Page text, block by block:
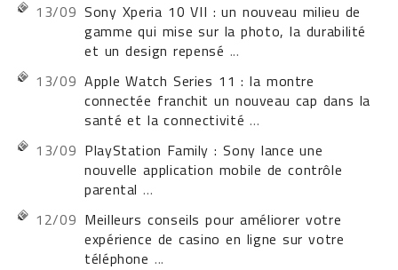
13/09 Sony Xperia 10 VII : un nouveau milieu de
gamme qui mise sur la photo, la durabilité
et un design repensé ...
13/09 Apple Watch Series 11 : la montre
connectée franchit un nouveau cap dans la
santé et la connectivité ...
13/09 PlayStation Family : Sony lance une
nouvelle application mobile de contrôle
parental ...
12/09 Meilleurs conseils pour améliorer votre
expérience de casino en ligne sur votre
téléphone ...